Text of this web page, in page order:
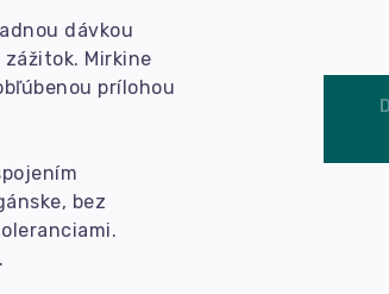
dávkou
Mirkine
prílohou
bez